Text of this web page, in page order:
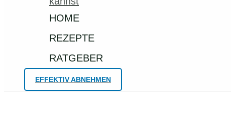
HOME
REZEPTE
RATGEBER
EFFEKTIV ABNEHMEN